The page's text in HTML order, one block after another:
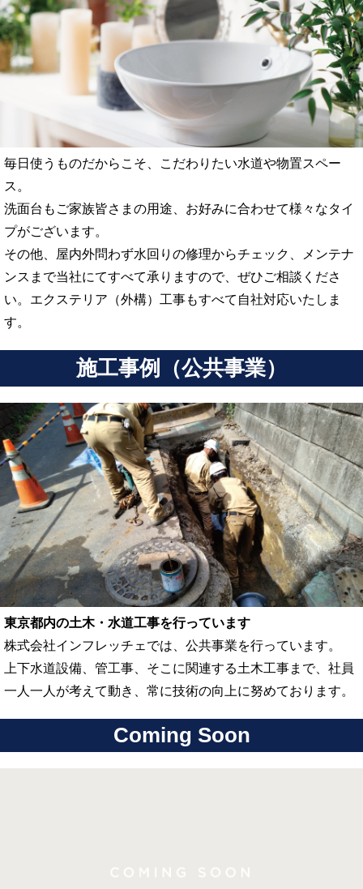
毎日使うものだからこそ、こだわりたい水道や物置スペー
ス。
洗面台もご家族皆さまの用途、お好みに合わせて様々なタイ
プがございます。
その他、屋内外問わず水回りの修理からチェック、メンテナ
ンスまで当社にてすべて承りますので、ぜひご相談くださ
い。エクステリア（外構）工事もすべて自社対応いたしま
す。
施工事例（公共事業）
東京都内の土木・水道工事を行っています
株式会社インフレッチェでは、公共事業を行っています。
上下水道設備、管工事、そこに関連する土木工事まで、社員
一人一人が考えて動き、常に技術の向上に努めております。
Coming Soon